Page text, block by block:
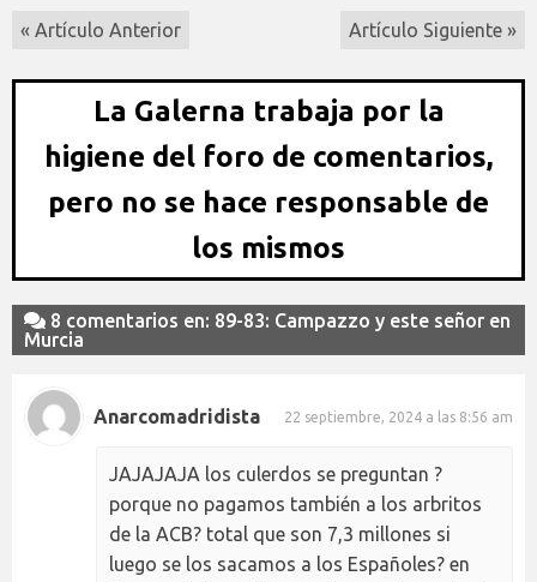
« Artículo Anterior Artículo Siguiente »
La Galerna trabaja por la
higiene del foro de comentarios,
pero no se hace responsable de
los mismos
8 comentarios en: 89-83: Campazzo y este señor en
Murcia
Anarcomadridista 22 septiembre, 2024 a las 8:56 am
JAJAJAJA los culerdos se preguntan ?
porque no pagamos también a los arbritos
de la ACB? total que son 7,3 millones si
luego se los sacamos a los Españoles? en